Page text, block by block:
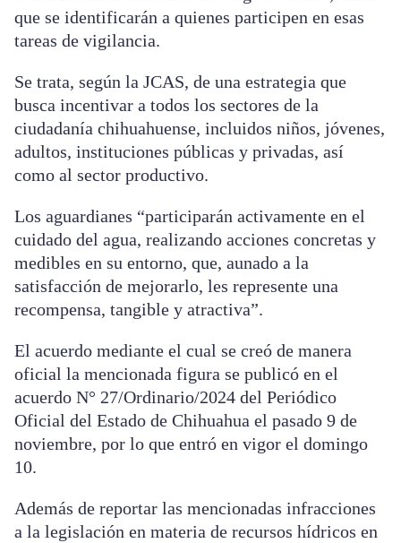
que se identificarán a quienes participen en esas
tareas de vigilancia.
Se trata, según la JCAS, de una estrategia que
busca incentivar a todos los sectores de la
ciudadanía chihuahuense, incluidos niños, jóvenes,
adultos, instituciones públicas y privadas, así
como al sector productivo.
Los aguardianes “participarán activamente en el
cuidado del agua, realizando acciones concretas y
medibles en su entorno, que, aunado a la
satisfacción de mejorarlo, les represente una
recompensa, tangible y atractiva”.
El acuerdo mediante el cual se creó de manera
oficial la mencionada figura se publicó en el
acuerdo N° 27/Ordinario/2024 del Periódico
Oficial del Estado de Chihuahua el pasado 9 de
noviembre, por lo que entró en vigor el domingo
10.
Además de reportar las mencionadas infracciones
a la legislación en materia de recursos hídricos en